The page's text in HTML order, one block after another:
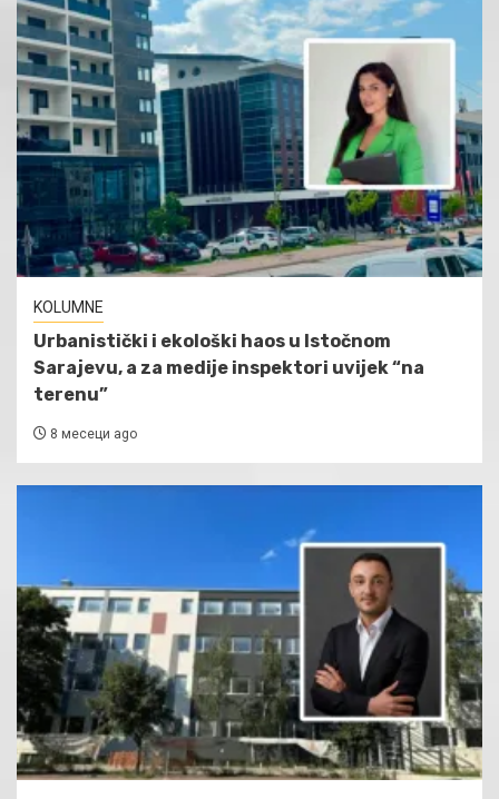
KOLUMNE
Urbanistički i ekološki haos u Istočnom
Sarajevu, a za medije inspektori uvijek “na
terenu”
8 месеци ago